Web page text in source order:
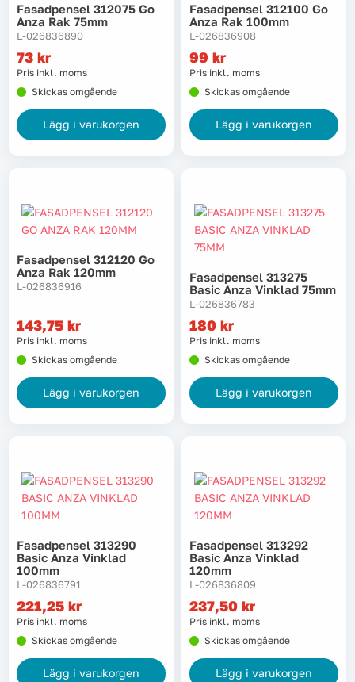
Fasadpensel 312075 Go
Anza Rak 75mm
L-026836890
73 kr
Pris inkl. moms
Skickas omgående
Lägg i varukorgen
Fasadpensel 312100 Go
Anza Rak 100mm
L-026836908
99 kr
Pris inkl. moms
Skickas omgående
Lägg i varukorgen
Fasadpensel 312120 Go
Anza Rak 120mm
L-026836916
143,75 kr
Pris inkl. moms
Skickas omgående
Lägg i varukorgen
Fasadpensel 313275
Basic Anza Vinklad 75mm
L-026836783
180 kr
Pris inkl. moms
Skickas omgående
Lägg i varukorgen
Fasadpensel 313290
Basic Anza Vinklad
100mm
L-026836791
221,25 kr
Pris inkl. moms
Skickas omgående
Lägg i varukorgen
Fasadpensel 313292
Basic Anza Vinklad
120mm
L-026836809
237,50 kr
Pris inkl. moms
Skickas omgående
Lägg i varukorgen